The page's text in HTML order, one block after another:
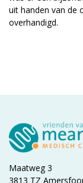
uit handen van de
overhandigd.
Maatweg 3
3813 TZ